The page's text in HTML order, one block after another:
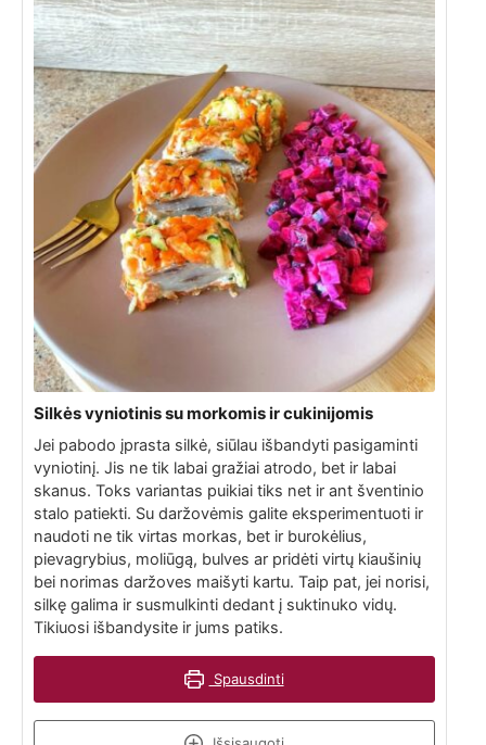
Silkės vyniotinis su morkomis ir cukinijomis
Jei pabodo įprasta silkė, siūlau išbandyti pasigaminti
vyniotinį. Jis ne tik labai gražiai atrodo, bet ir labai
skanus. Toks variantas puikiai tiks net ir ant šventinio
stalo patiekti. Su daržovėmis galite eksperimentuoti ir
naudoti ne tik virtas morkas, bet ir burokėlius,
pievagrybius, moliūgą, bulves ar pridėti virtų kiaušinių
bei norimas daržoves maišyti kartu. Taip pat, jei norisi,
silkę galima ir susmulkinti dedant į suktinuko vidų.
Tikiuosi išbandysite ir jums patiks.
Spausdinti